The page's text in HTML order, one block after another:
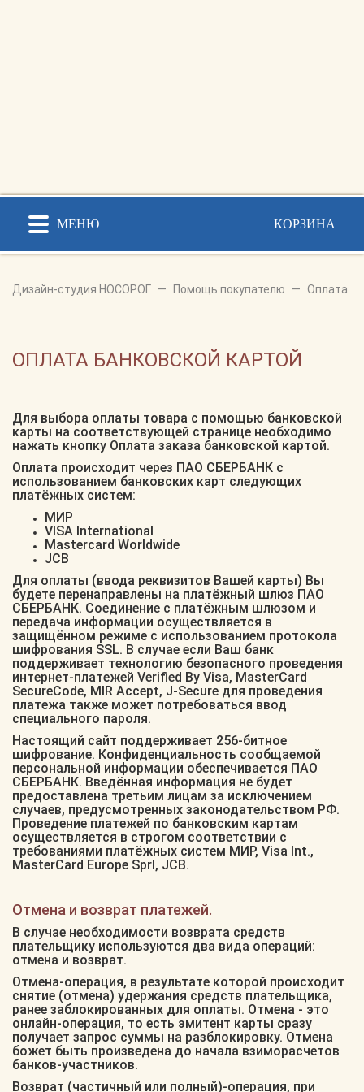
МЕНЮ КОРЗИНА
Дизайн-студия НОСОРОГ — Помощь покупателю — Оплата
ОПЛАТА БАНКОВСКОЙ КАРТОЙ
Для выбора оплаты товара с помощью банковской
карты на соответствующей странице необходимо
нажать кнопку Оплата заказа банковской картой.
Оплата происходит через ПАО СБЕРБАНК с
использованием банковских карт следующих
платёжных систем:
МИР
VISA International
Mastercard Worldwide
JCB
Для оплаты (ввода реквизитов Вашей карты) Вы
будете перенаправлены на платёжный шлюз ПАО
СБЕРБАНК. Соединение с платёжным шлюзом и
передача информации осуществляется в
защищённом режиме с использованием протокола
шифрования SSL. В случае если Ваш банк
поддерживает технологию безопасного проведения
интернет-платежей Verified By Visa, MasterCard
SecureCode, MIR Accept, J-Secure для проведения
платежа также может потребоваться ввод
специального пароля.
Настоящий сайт поддерживает 256-битное
шифрование. Конфиденциальность сообщаемой
персональной информации обеспечивается ПАО
СБЕРБАНК. Введённая информация не будет
предоставлена третьим лицам за исключением
случаев, предусмотренных законодательством РФ.
Проведение платежей по банковским картам
осуществляется в строгом соответствии с
требованиями платёжных систем МИР, Visa Int.,
MasterCard Europe Sprl, JCB.
Отмена и возврат платежей.
В случае необходимости возврата средств
плательщику используются два вида операций:
отмена и возврат.
Отмена-операция, в результате которой происходит
снятие (отмена) удержания средств плательщика,
ранее заблокированных для оплаты. Отмена - это
онлайн-операция, то есть эмитент карты сразу
получает запрос суммы на разблокировку. Отмена
божет быть произведена до начала взиморасчетов
банков-участников.
Возврат (частичный или полный)-операция, при